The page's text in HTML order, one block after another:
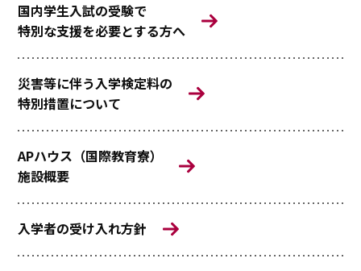
国内学生入試の受験で
特別な支援を必要とする方へ
災害等に伴う入学検定料の
特別措置について
APハウス（国際教育寮）
施設概要
入学者の受け入れ方針